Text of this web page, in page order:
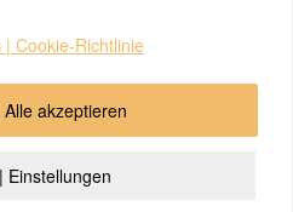
Cookie-Richtlinie
Einstellungen
akzeptieren
Privacy Policy